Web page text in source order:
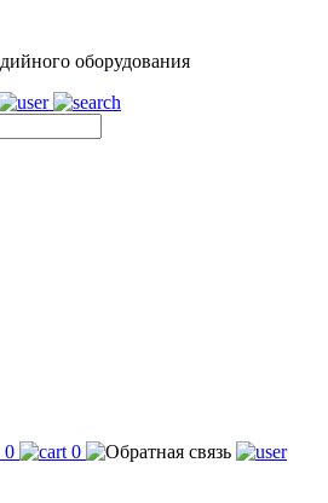
оборудования
0 0